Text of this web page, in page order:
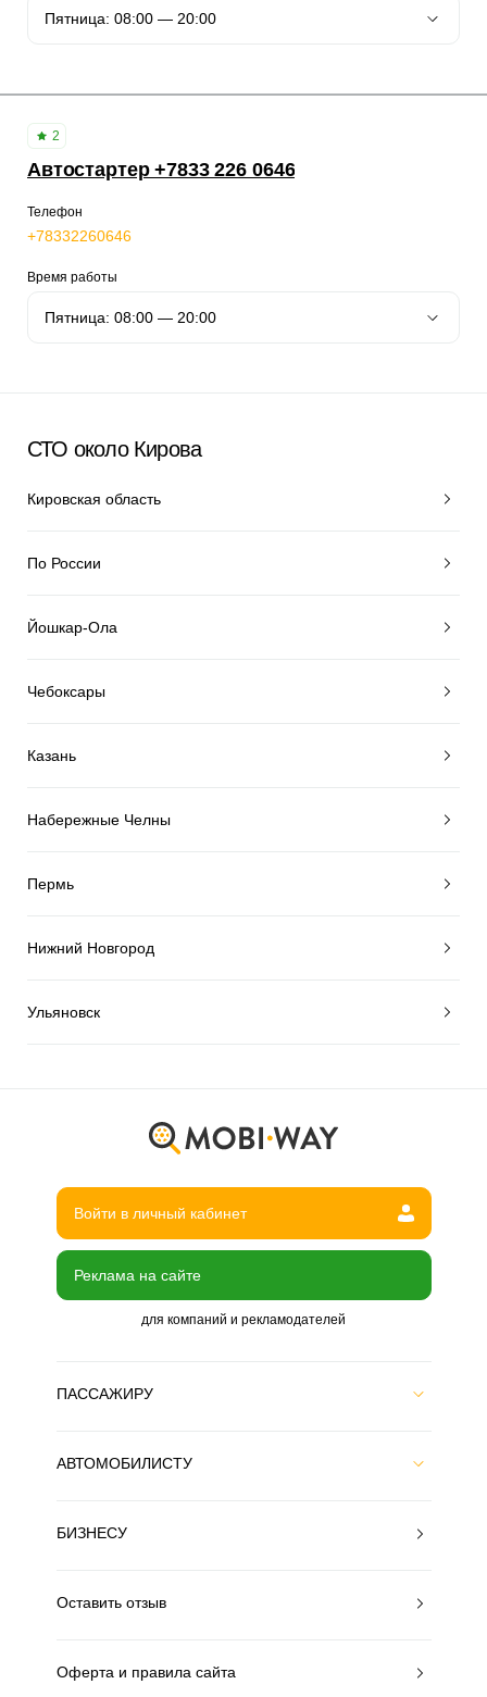
2
Автостартер +7833 226 0646
Телефон
+78332260646
Время работы
СТО около Кирова
Кировская область
По России
Йошкар-Ола
Чебоксары
Казань
Набережные Челны
Пермь
Нижний Новгород
Ульяновск
Войти в личный кабинет
Реклама на сайте
для компаний и рекламодателей
ПАССАЖИРУ
АВТОМОБИЛИСТУ
БИЗНЕСУ
Оставить отзыв
Оферта и правила сайта